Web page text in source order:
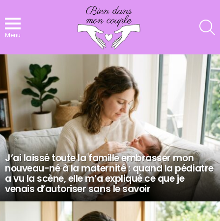
Menu
NOS
DERNIERS
ARTICLES
J’ai laissé toute la famille embrasser mon
nouveau-né à la maternité : quand la pédiatre
a vu la scène, elle m’a expliqué ce que je
venais d’autoriser sans le savoir